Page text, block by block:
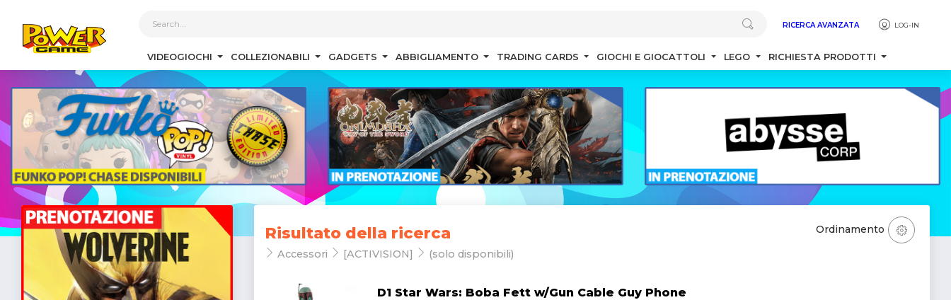
RICERCA AVANZATA LOG-IN
VIDEOGIOCHI COLLEZIONABILI GADGETS ABBIGLIAMENTO TRADING CARDS GIOCHI E GIOCATTOLI LEGO RICHIESTA PRODOTTI
Risultato della ricerca
Accessori [ACTIVISION] (solo disponibili)
Ordinamento
D1 Star Wars: Boba Fett w/Gun Cable Guy Phone